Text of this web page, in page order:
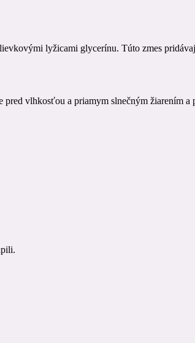
lyžicami glycerínu. Túto zmes
vlhkosťou a priamym slnečným žiarením a